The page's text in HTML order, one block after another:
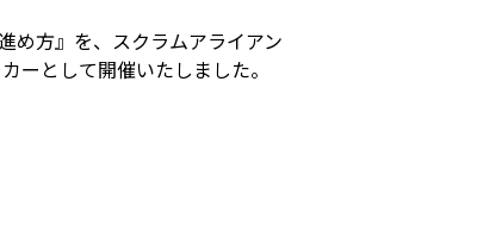
方』を、スクラムアライアン
として開催いたしました。